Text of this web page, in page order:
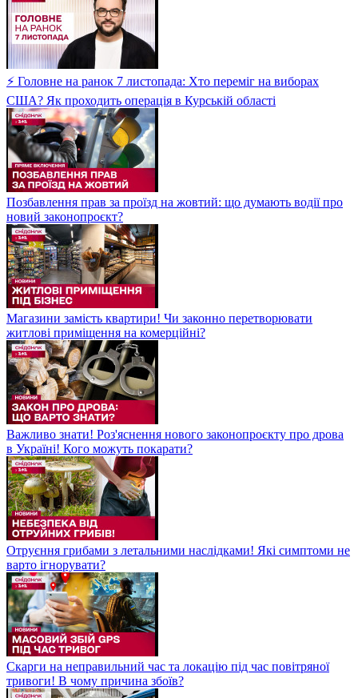
⚡ Головне на ранок 7 листопада: Хто переміг на виборах
США? Як проходить операція в Курській області
Позбавлення прав за проїзд на жовтий: що думають водії про
новий законопроєкт?
Магазини замість квартири! Чи законно перетворювати
житлові приміщення на комерційні?
Важливо знати! Роз'яснення нового законопроєкту про дрова
в Україні! Кого можуть покарати?
Отруєння грибами з летальними наслідками! Які симптоми не
варто ігнорувати?
Скарги на неправильний час та локацію під час повітряної
тривоги! В чому причина збоїв?